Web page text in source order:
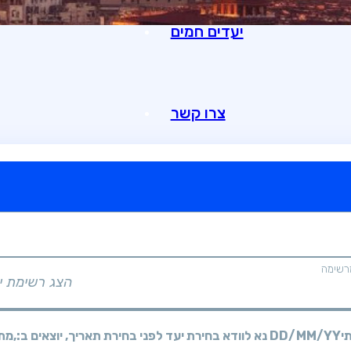
יעדים חמים
צרו קשר
הצג רשימת
נא לוודא בחירת יעד לפני בחירת תאריך,יוצאים ב:, DD/MM/YY